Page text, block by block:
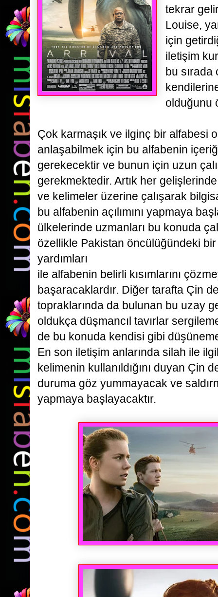
tekrar
Louise,
için
iletişim
bu sırada
olduğunu
Çok karmaşık ve ilginç bir alfabesi
anlaşabilmek için bu alfabenin
gerekecektir ve bunun için uzun
gerekmektedir. Artık her
ve kelimeler üzerine çalışarak
bu alfabenin açılımını yapmaya
ülkelerinde uzmanları bu konuda
özellikle Pakistan öncülüğündeki
yardımları
ile alfabenin belirli kısımlarını
başaracaklardır. Diğer tarafta Çin
topraklarında da bulunan bu uzay
oldukça düşmancıl tavırlar
de bu konuda kendisi gibi
En son iletişim anlarında silah ile
kelimenin kullanıldığını duyan Çin
duruma göz yummayacak ve
yapmaya başlayacaktır.